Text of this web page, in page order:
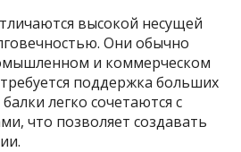
высокой несущей
Они обычно
и коммерческом
поддержка больших
легко сочетаются с
что позволяет создавать